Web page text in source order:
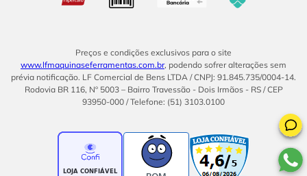
Preços e condições exclusivos para o site
www.lfmaquinaseferramentas.com.br, podendo sofrer alterações sem
prévia notificação. LF Comercial de Bens LTDA / CNPJ: 91.845.735/0004-14.
Rodovia BR 116, Nº 5003 – Bairro Travessão - Dois Irmãos - RS / CEP
93950-000 / Telefone: (51) 3103.0100